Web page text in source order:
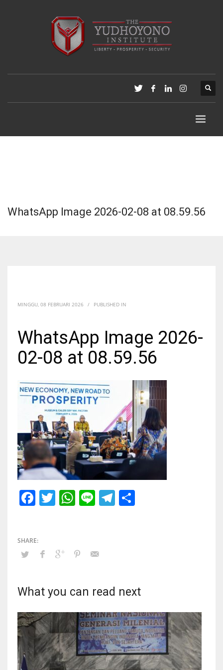
WhatsApp Image 2026-02-08 at 08.59.56
MINGGU, 08 FEBRUARI 2026 / PUBLISHED IN
WhatsApp Image 2026-
02-08 at 08.59.56
Facebook
Twitter
WhatsApp
LineTelegram
What you can read next